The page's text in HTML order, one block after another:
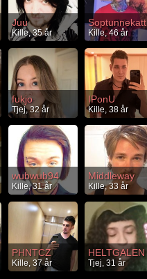
Juu
Kille, 35 år
Soptunnekatt
Kille, 46 år
fukjo
Tjej, 32 år
IPonU
Kille, 38 år
wubwub94
Kille, 31 år
Middleway
Kille, 33 år
PHNTCZ
Kille, 37 år
HELTGALEN
Tjej, 31 år